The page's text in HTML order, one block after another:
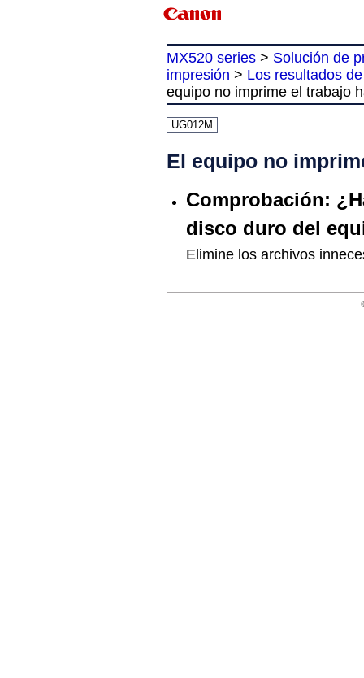
MX520 series > Solución de
impresión > Los resultados
equipo no imprime el trabajo
UG012M
El equipo no
Comprobación:
disco duro del
Elimine los archivos